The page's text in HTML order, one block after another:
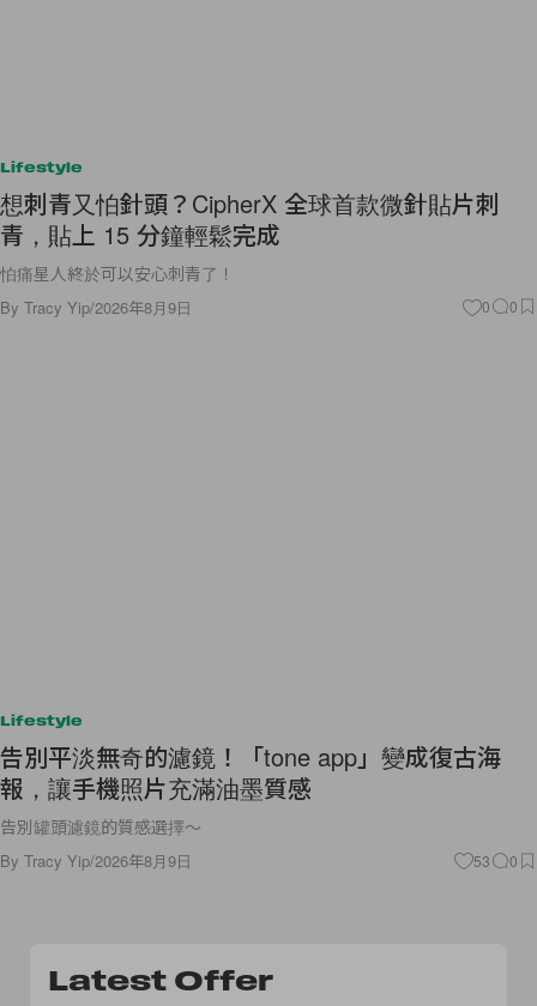
Lifestyle
想刺青又怕針頭？CipherX 全球首款微針貼片刺
青，貼上 15 分鐘輕鬆完成
怕痛星人終於可以安心刺青了！
By Tracy Yip/2026年8月9日 0 0
Lifestyle
告別平淡無奇的濾鏡！「tone app」變成復古海
報，讓手機照片充滿油墨質感
告別罐頭濾鏡的質感選擇～
By Tracy Yip/2026年8月9日 53 0
Latest Offer